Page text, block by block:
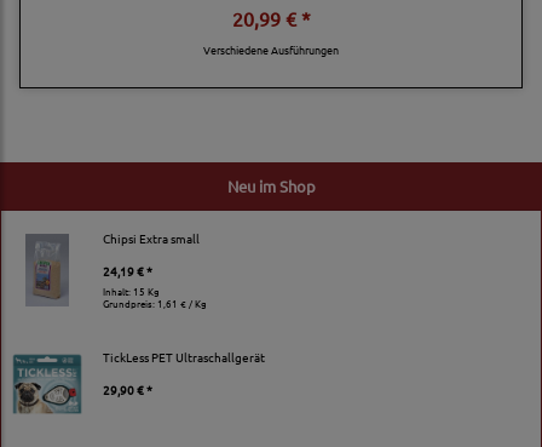
Neu im Shop
Chipsi Extra small
24,19 € *
Inhalt: 15 Kg
Grundpreis:1,61 € / Kg
TickLess PET Ultraschallgerät
29,90 € *
20,99 € *
Verschiedene Ausführungen